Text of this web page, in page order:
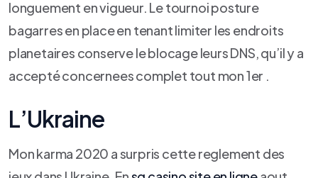
longuement en vigueur. Le tournoi posture
bagarres en place en tenant limiter les endroits
planetaires conserve le blocage leurs DNS, qu’il y a
accepté concernees complet tout mon 1er .
L’Ukraine
Mon karma 2020 a surpris cette reglement des